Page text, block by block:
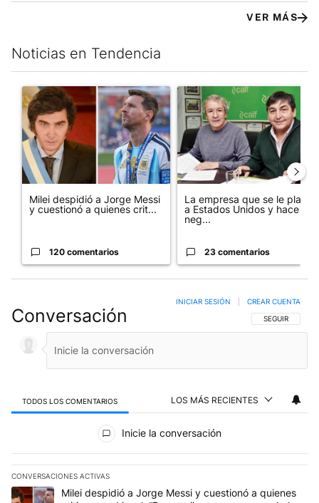
VER MÁS
Noticias en Tendencia
Este listado muestra los artículos con más comentarios en los
Un artículo de tendencia con el título "Milei despidió a Jorge
Milei despidió a Jorge Messi
y cuestionó a quienes crit...
120 comentarios
Un artículo de tendencia con
La empresa que se le plantó
a Estados Unidos y hace
neg...
23 comentarios
Conversación SIGA ESTA
SEGUIR
INICIAR SESIÓN CREAR CUENTA
TODOS LOS COMENTARIOS LOS MÁS RECIENTES
Inicie la conversación
CONVERSACIONES ACTIVAS
Este listado muestra los artículos con más comentarios en los
Un artículo de tendencia con el título "Milei despidió a Jorge
Milei despidió a Jorge Messi y cuestionó a quienes